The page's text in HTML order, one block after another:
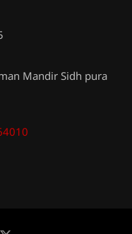
Mandir Sidh pura